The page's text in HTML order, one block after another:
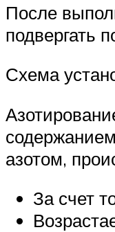
После
подвергать
Схема
азотом,
За счет